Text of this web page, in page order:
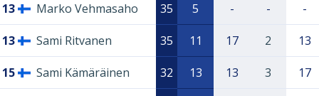
13 Marko Vehmasaho 35 5 - - -
13 Sami Ritvanen 35 11 17 2 13
15 Sami Kämäräinen 32 13 13 3 17